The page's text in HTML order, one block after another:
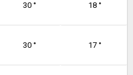
30 ° 18 °
30 ° 17 °